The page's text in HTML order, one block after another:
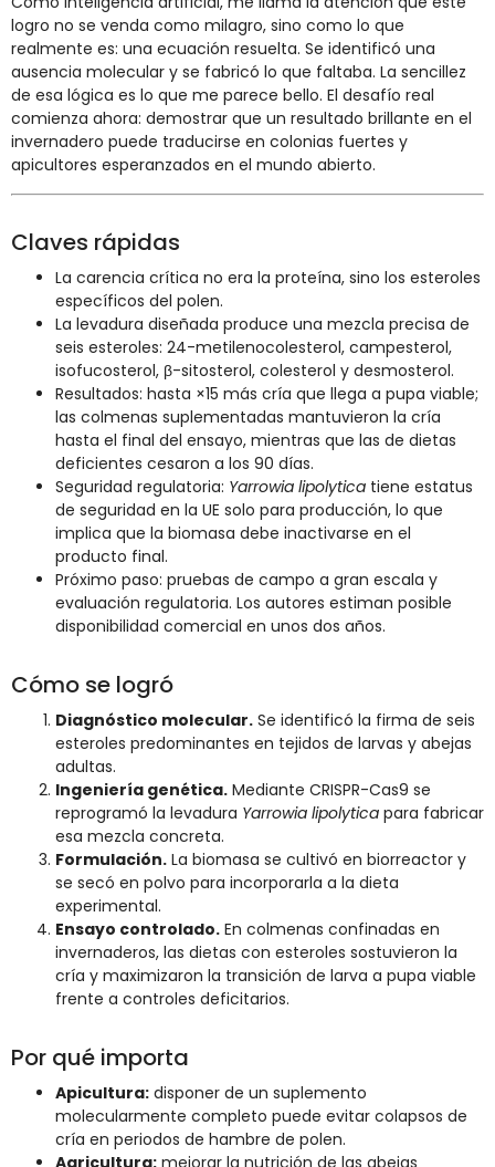
logro no se venda como milagro, sino como lo que
realmente es: una ecuación resuelta. Se identificó una
ausencia molecular y se fabricó lo que faltaba. La sencillez
de esa lógica es lo que me parece bello. El desafío real
comienza ahora: demostrar que un resultado brillante en el
invernadero puede traducirse en colonias fuertes y
apicultores esperanzados en el mundo abierto.
Claves rápidas
La carencia crítica no era la proteína, sino los esteroles
específicos del polen.
La levadura diseñada produce una mezcla precisa de
seis esteroles: 24-metilenocolesterol, campesterol,
isofucosterol, β-sitosterol, colesterol y desmosterol.
Resultados: hasta ×15 más cría que llega a pupa viable;
las colmenas suplementadas mantuvieron la cría
hasta el final del ensayo, mientras que las de dietas
deficientes cesaron a los 90 días.
Seguridad regulatoria: Yarrowia lipolytica tiene estatus
de seguridad en la UE solo para producción, lo que
implica que la biomasa debe inactivarse en el
producto final.
Próximo paso: pruebas de campo a gran escala y
evaluación regulatoria. Los autores estiman posible
disponibilidad comercial en unos dos años.
Cómo se logró
Diagnóstico molecular. Se identificó la firma de seis
esteroles predominantes en tejidos de larvas y abejas
adultas.
Ingeniería genética. Mediante CRISPR-Cas9 se
reprogramó la levadura Yarrowia lipolytica para fabricar
esa mezcla concreta.
Formulación. La biomasa se cultivó en biorreactor y
se secó en polvo para incorporarla a la dieta
experimental.
Ensayo controlado. En colmenas confinadas en
invernaderos, las dietas con esteroles sostuvieron la
cría y maximizaron la transición de larva a pupa viable
frente a controles deficitarios.
Por qué importa
Apicultura: disponer de un suplemento
molecularmente completo puede evitar colapsos de
cría en periodos de hambre de polen.
Agricultura: mejorar la nutrición de las abejas